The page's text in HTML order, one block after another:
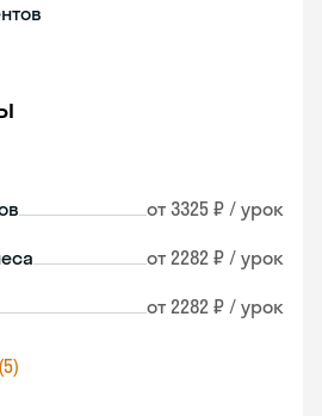
от 3325 ₽ / урок
от 2282 ₽ / урок
от 2282 ₽ / урок